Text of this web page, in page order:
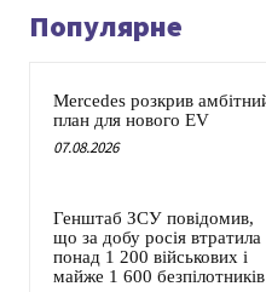
Популярне
Mercedes розкрив
план для нового EV
07.08.2026
Генштаб ЗСУ повідомив,
що за добу росія втратила
понад 1 200 військових і
майже 1 600 безпілотників